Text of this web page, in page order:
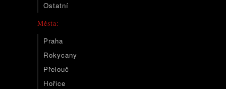
Ostatní
Města:
Praha
Rokycany
Přelouč
Hořice